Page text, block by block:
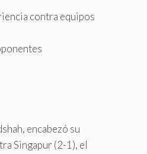
contra equipos
encabezó su
Singapur (2-1), el